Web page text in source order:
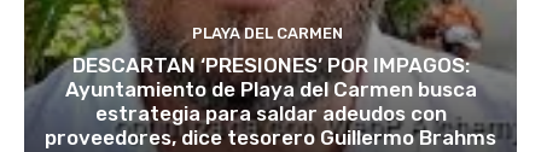
PLAYA DEL CARMEN
DESCARTAN ‘PRESIONES’ POR IMPAGOS:
Ayuntamiento de Playa del Carmen busca
estrategia para saldar adeudos con
proveedores, dice tesorero Guillermo Brahms